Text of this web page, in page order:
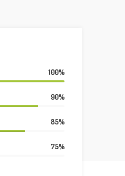
100%
90%
85%
75%